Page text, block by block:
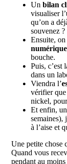
Un bilan
visualiser l’
qu’on a
souvenez ?
Ensuite, on
numérique
bouche.
Puis, c’est
dans un
Viendra l’
vérifier que
nickel,
Et enfin, un
semaines),
à l’aise et
Une petite chose
Quand vous
pendant au